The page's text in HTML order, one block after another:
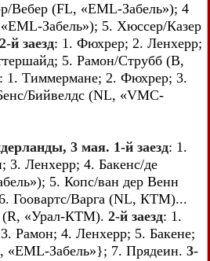
Вебер (FL, «EML-Забель»); 4
Забель»); 5. Хюссер/Казер
2-й заезд: 1. Фюхрер; 2. Ленхерр;
5. Рамон/Струбб (В,
: 1. Тиммермане; 2. Фюхрер; 3.
Бийвелдс (NL, «VMC-
3 мая. 1-й заезд: 1.
3. Ленхерр; 4. Бакенс/де
5. Копс/ван дер Венн
Гоовартс/Варга (NL, КТМ)...
(R, «Урал-КТМ). 2-й заезд: 1.
Рамон; 4. Ленхерр; 5. Бакене;
«EML-Забель»}; 7. Прядеин. 3-